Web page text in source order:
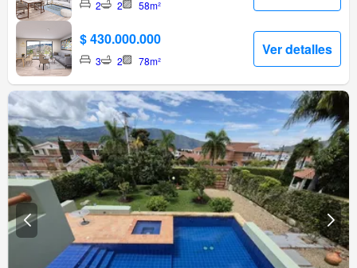
2 2 58m²
$ 430.000.000
3 2 78m²
Ver detalles